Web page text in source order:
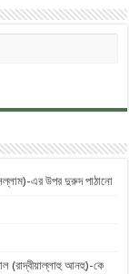
এর উপর দুরুদ ‎পাঠানো
(রাদ্বীয়াল্লাহু আনহু)-কে